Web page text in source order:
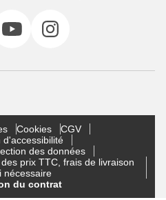
Cookies
CGV
d'accessibilité
des données
prix TTC, frais de livraison
nécessaire
du contrat